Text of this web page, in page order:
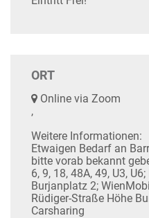
ORT
Online via Zoom
,
Weitere Informationen:
Etwaigen Bedarf an
bitte vorab bekannt
6, 9, 18, 48A, 49, U3,
Burjanplatz 2;
Rüdiger-Straße Höhe
Carsharing